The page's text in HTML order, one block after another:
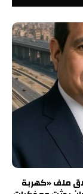
إغلاق ملف «كهربة